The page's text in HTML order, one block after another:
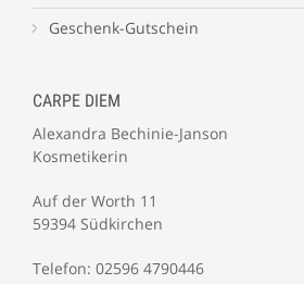
Geschenk-Gutschein
CARPE DIEM
Alexandra Bechinie-Janson
Kosmetikerin
Auf der Worth 11
59394 Südkirchen
Telefon: 02596 4790446